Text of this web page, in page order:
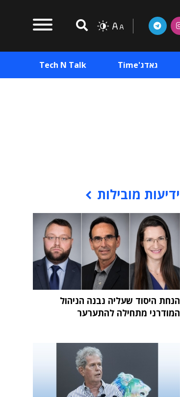
גאדג'Time Tech N Talk
ידיעות מובילות
הנחת היסוד שעליה נבנה הניהול
המודרני מתחילה להתערער